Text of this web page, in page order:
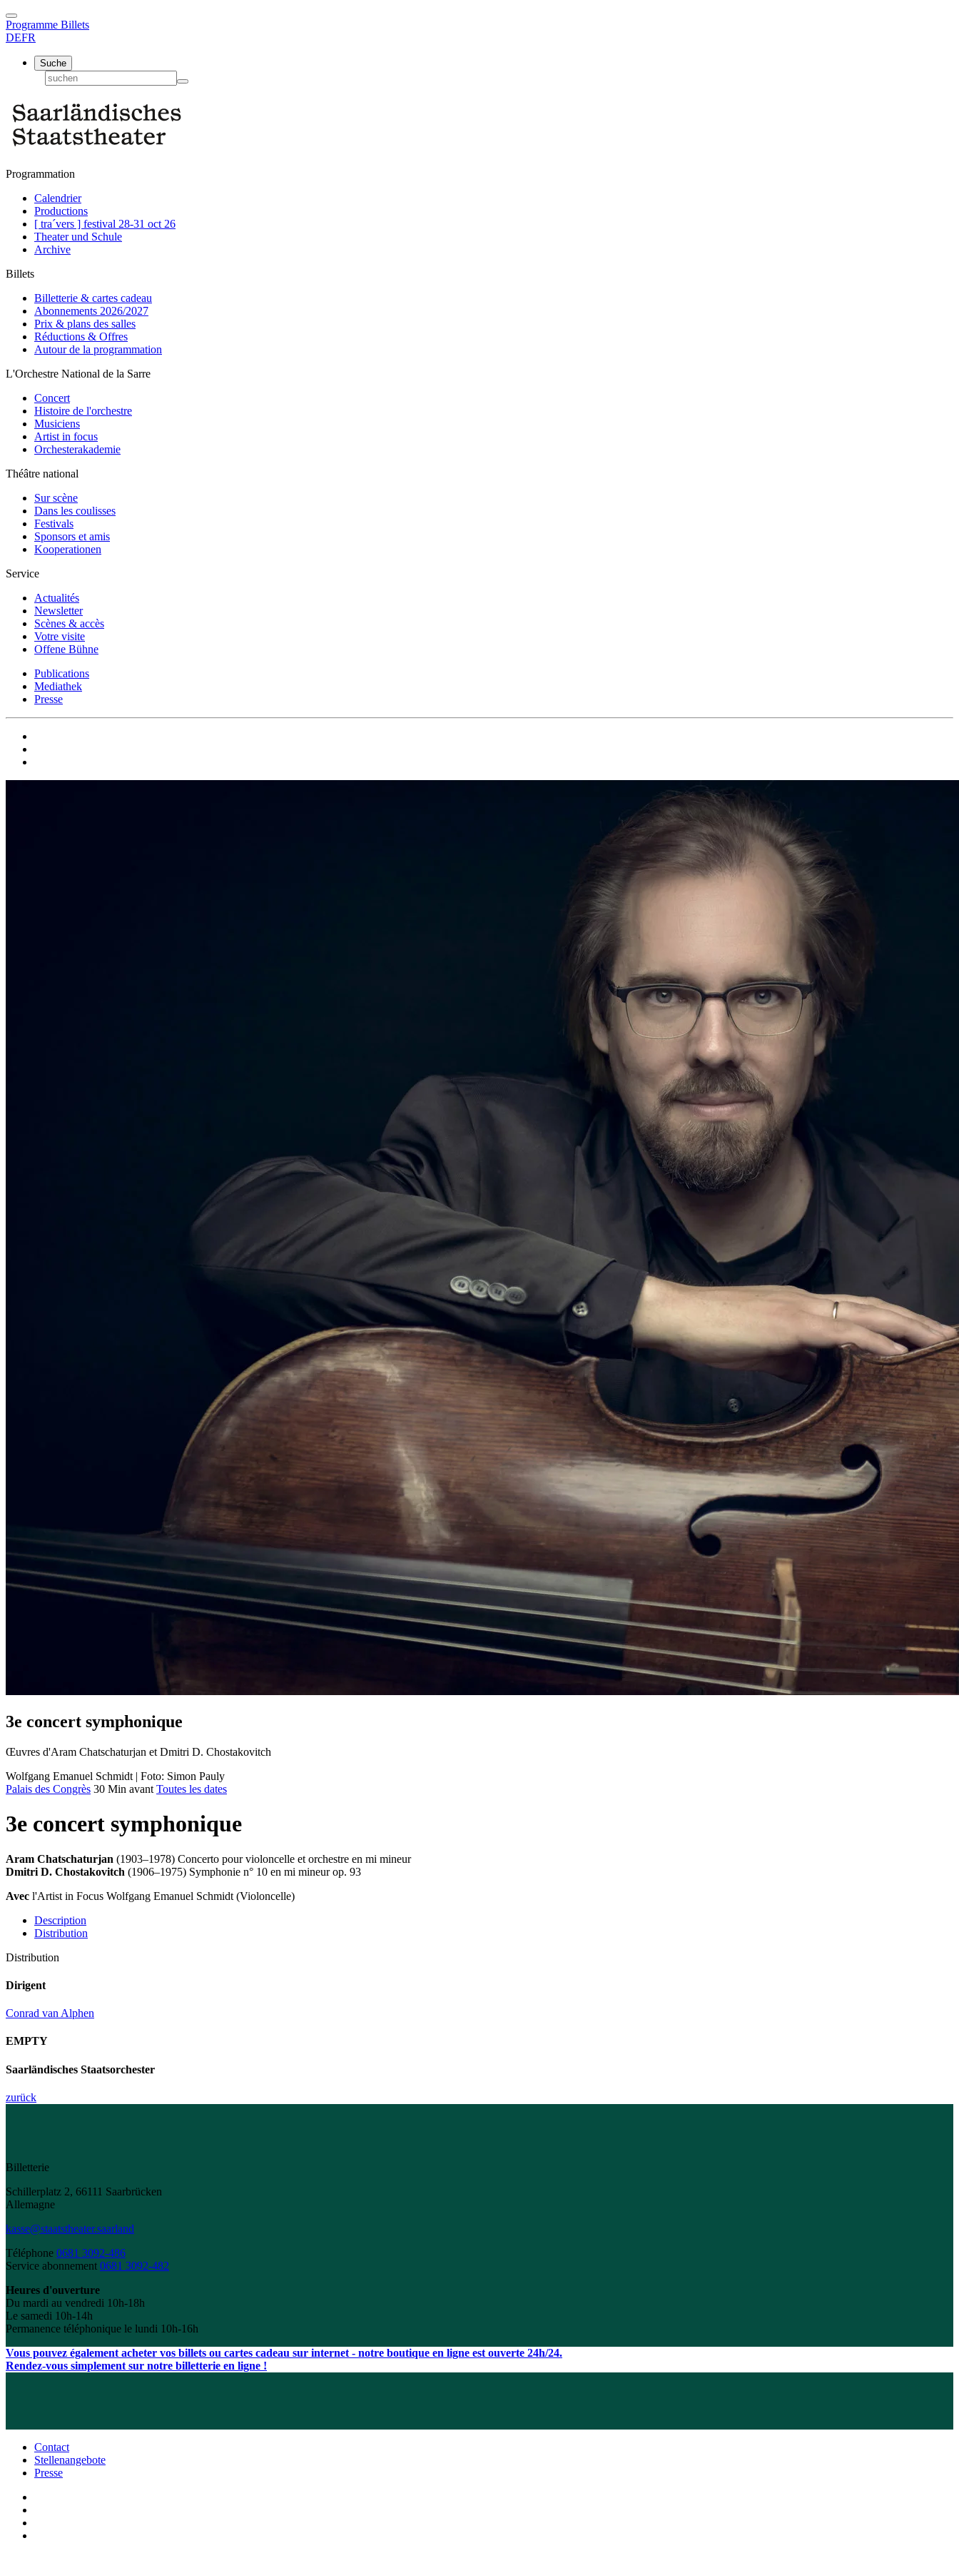
Programme Billets
DEFR
Suche
Programmation
Calendrier
Productions
[ tra´vers ] festival 28-31 oct 26
Theater und Schule
Archive
Billets
Billetterie & cartes cadeau
Abonnements 2026/2027
Prix & plans des salles
Réductions & Offres
Autour de la programmation
L'Orchestre National de la Sarre
Concert
Histoire de l'orchestre
Musiciens
Artist in focus
Orchesterakademie
Théâtre national
Sur scène
Dans les coulisses
Festivals
Sponsors et amis
Kooperationen
Service
Actualités
Newsletter
Scènes & accès
Votre visite
Offene Bühne
Publications
Mediathek
Presse
3e concert symphonique
Œuvres d'Aram Chatschaturjan et Dmitri D. Chostakovitch
Wolfgang Emanuel Schmidt | Foto: Simon Pauly
Palais des Congrès 30 Min avant Toutes les dates
3e concert symphonique
Aram Chatschaturjan (1903–1978) Concerto pour violoncelle et orchestre en mi mineur
Dmitri D. Chostakovitch (1906–1975) Symphonie n° 10 en mi mineur op. 93
Avec l'Artist in Focus Wolfgang Emanuel Schmidt (Violoncelle)
Description
Distribution
Distribution
Dirigent
Conrad van Alphen
EMPTY
Saarländisches Staatsorchester
zurück
Billetterie
Schillerplatz 2, 66111 Saarbrücken
Allemagne
kasse@staatstheater.saarland
Téléphone 0681 3092-486
Service abonnement 0681 3092-482
Heures d'ouverture
Du mardi au vendredi 10h-18h
Le samedi 10h-14h
Permanence téléphonique le lundi 10h-16h
Vous pouvez également acheter vos billets ou cartes cadeau sur internet - notre boutique en ligne est ouverte 24h/24.
Rendez-vous simplement sur notre billetterie en ligne !
Contact
Stellenangebote
Presse